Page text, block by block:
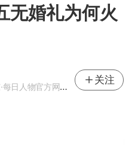
无婚礼为何火
·每日人物官方网易号
关注